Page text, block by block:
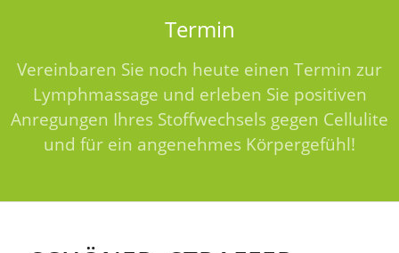
Termin
Vereinbaren Sie noch heute einen Termin zur
Lymphmassage und erleben Sie positiven
Anregungen Ihres Stoffwechsels gegen Cellulite
und für ein angenehmes Körpergefühl!